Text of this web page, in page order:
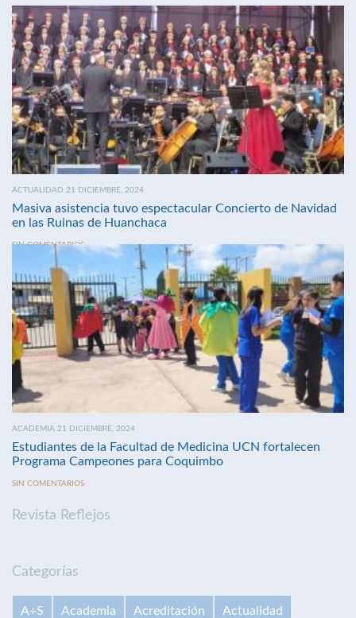
ACTUALIDAD 21 DICIEMBRE, 2024
Masiva asistencia tuvo espectacular Concierto de Navidad
en las Ruinas de Huanchaca
SIN COMENTARIOS
ACADEMIA 21 DICIEMBRE, 2024
Estudiantes de la Facultad de Medicina UCN fortalecen
Programa Campeones para Coquimbo
SIN COMENTARIOS
Revista Reflejos
Categorías
A+S Academia Acreditación Actualidad